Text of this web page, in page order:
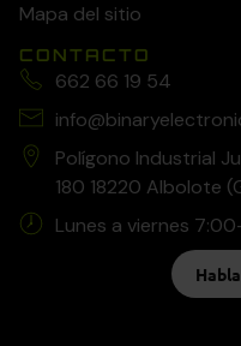
Mapa del sitio
CONTACTO
662 66 19 54
Polígono Industrial
180 18220 Albolote
Lunes a viernes